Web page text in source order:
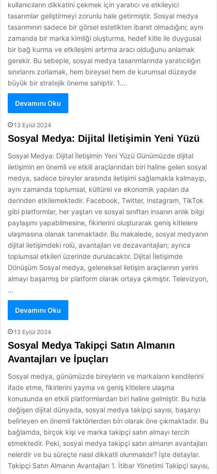
kullanıcıların dikkatini çekmek için yaratıcı ve etkileyici
tasarımlar geliştirmeyi zorunlu hale getirmiştir. Sosyal medya
tasarımının sadece bir görsel estetikten ibaret olmadığını; aynı
zamanda bir marka kimliği oluşturma, hedef kitle ile duygusal
bir bağ kurma ve etkileşimi artırma aracı olduğunu anlamak
gerekir. Bu sebeple, sosyal medya tasarımlarında yaratıcılığın
sınırlarını zorlamak, hem bireysel hem de kurumsal düzeyde
büyük bir stratejik öneme sahiptir. 1.…
Devamını Oku
13 Eylül 2024
Sosyal Medya: Dijital İletişimin Yeni Yüzü
Sosyal Medya: Dijital İletişimin Yeni Yüzü Günümüzde dijital
iletişimin en önemli ve etkili araçlarından biri haline gelen sosyal
medya, sadece bireyler arasında iletişimi sağlamakla kalmayıp,
aynı zamanda toplumsal, kültürel ve ekonomik yapıları da
derinden etkilemektedir. Facebook, Twitter, Instagram, TikTok
gibi platformlar, her yaştan ve sosyal sınıftan insanın anlık bilgi
paylaşımı yapabilmesine, fikirlerini oluşturarak geniş kitlelere
ulaşmasına olanak tanımaktadır. Bu makalede, sosyal medyanın
dijital iletişimdeki rolü, avantajları ve dezavantajları; ayrıca
toplumsal etkileri üzerinde durulacaktır. Dijital İletişimde
Dönüşüm Sosyal medya, geleneksel iletişim araçlarının yerini
almayı başarmış bir platform olarak ortaya çıkmıştır. Televizyon,
…
Devamını Oku
13 Eylül 2024
Sosyal Medya Takipçi Satın Almanın
Avantajları ve İpuçları
Sosyal medya, günümüzde bireylerin ve markaların kendilerini
ifade etme, fikirlerini yayma ve geniş kitlelere ulaşma
konusunda en etkili platformlardan biri haline gelmiştir. Bu hızla
değişen dijital dünyada, sosyal medya takipçi sayısı, başarıyı
belirleyen en önemli faktörlerden biri olarak öne çıkmaktadır. Bu
bağlamda, birçok kişi ve marka takipçi satın almayı tercih
etmektedir. Peki, sosyal medya takipçi satın almanın avantajları
nelerdir ve bu süreçte nasıl dikkatli olunmalıdır? İşte detaylar.
Takipçi Satın Almanın Avantajları 1. İtibar Yönetimi Takipçi sayısı,